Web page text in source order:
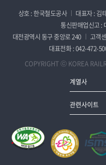
상호 : 한국철도공사 대표자 : 김
통신판매업신고 :
대전광역시 동구 중앙로 240
고객
대표전화 : 042-472-
COPYRIGHT ⓒ KOREA
계열사
관련사이트